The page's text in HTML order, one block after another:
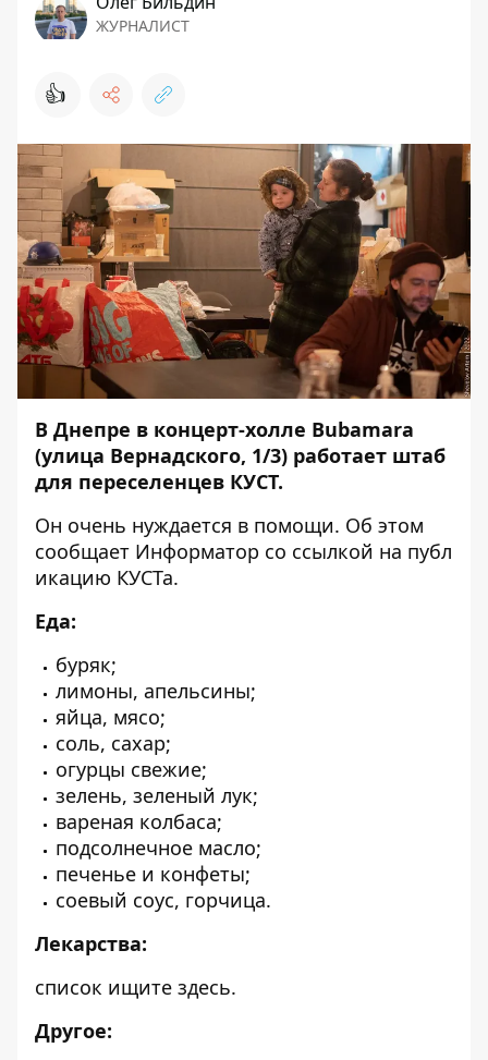
ЖУРНАЛИСТ
👍
В Днепре в концерт-холле Bubamara
(улица Вернадского, 1/3) работает штаб
для переселенцев КУСТ.
Он очень нуждается в помощи. Об этом
сообщает Информатор со ссылкой на публ
икацию КУСТа.
Еда:
буряк;
лимоны, апельсины;
яйца, мясо;
соль, сахар;
огурцы свежие;
зелень, зеленый лук;
вареная колбаса;
подсолнечное масло;
печенье и конфеты;
соевый соус, горчица.
Лекарства:
список ищите здесь.
Другое: